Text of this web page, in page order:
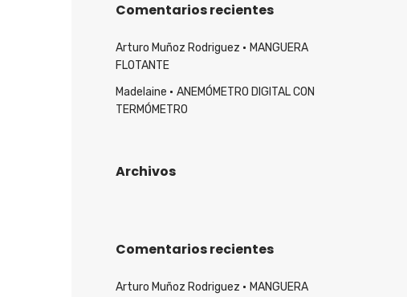
Comentarios recientes
Arturo Muñoz Rodriguez
MANGUERA
FLOTANTE
Madelaine
ANEMÓMETRO DIGITAL CON
TERMÓMETRO
Archivos
Comentarios recientes
Arturo Muñoz Rodriguez
MANGUERA